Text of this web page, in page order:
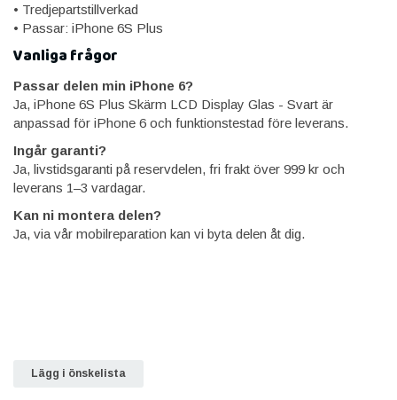
• Tredjepartstillverkad
• Passar: iPhone 6S Plus
Vanliga frågor
Passar delen min iPhone 6?
Ja, iPhone 6S Plus Skärm LCD Display Glas - Svart är
anpassad för iPhone 6 och funktionstestad före leverans.
Ingår garanti?
Ja, livstidsgaranti på reservdelen, fri frakt över 999 kr och
leverans 1–3 vardagar.
Kan ni montera delen?
Ja, via vår mobilreparation kan vi byta delen åt dig.
Lägg i önskelista